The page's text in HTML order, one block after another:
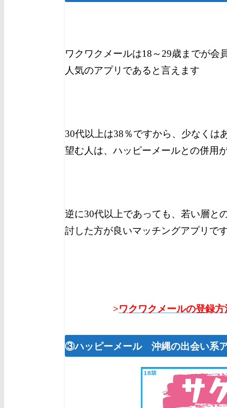
ワクワクメールは18～29歳までが会
人気のアプリであると言えます
30代以上は38％ですから、少なくは
望む人は、ハッピーメールとの併用
逆に30代以上であっても、若い層と
討した方が良いマッチングアプリで
>ワクワクメールの登録
③ハッピーメール 沖縄の出会い系